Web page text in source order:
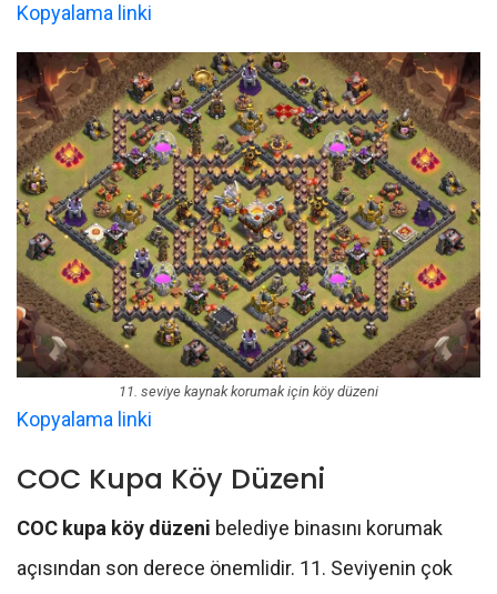
Kopyalama linki
11. seviye kaynak korumak için köy düzeni
Kopyalama linki
COC Kupa Köy Düzeni
COC kupa köy düzeni belediye binasını korumak
açısından son derece önemlidir. 11. Seviyenin çok